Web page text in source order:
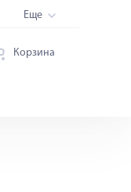
Еще
Корзина